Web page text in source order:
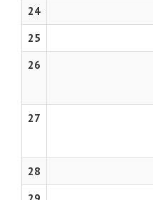
24
25
26
27
28